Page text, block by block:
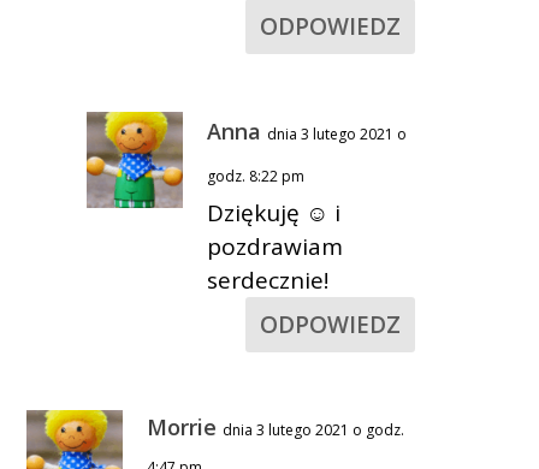
ODPOWIEDZ
Anna dnia 3 lutego 2021 o
godz. 8:22 pm
Dziękuję ☺ i
pozdrawiam
serdecznie!
ODPOWIEDZ
Morrie dnia 3 lutego 2021 o godz.